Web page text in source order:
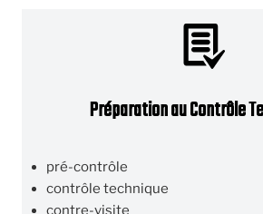
Préparation au Contrôle
pré-contrôle
contrôle technique
contre-visite